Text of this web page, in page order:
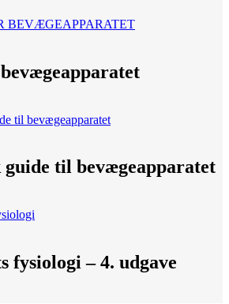
til bevægeapparatet
fysiologi – 4. udgave